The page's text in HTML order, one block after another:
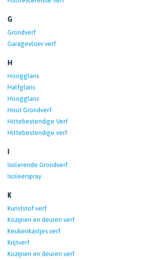
G
Grondverf
Garagevloer verf
H
Hoogglans
Halfglans
Hoogglans
Hout Grondverf
Hittebestendige Verf
Hittebestendige verf
I
Isolerende Grondverf
Isoleerspray
K
Kunststof verf
Kozijnen en deuren verf
Keukenkastjes verf
Krijtverf
Kozijnen en deuren verf